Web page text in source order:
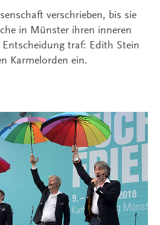
verschrieben, bis sie
in Münster ihren inneren
Entscheidung traf: Edith Stein
Karmelorden ein.